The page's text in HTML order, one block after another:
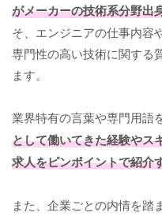
がメーカーの技術系分野出
そ、エンジニアの仕事内容
専門性の高い技術に関する
ます。
業界特有の言葉や専門用語
として働いてきた経験やス
求人をピンポイントで紹介
また、企業ごとの内情を踏